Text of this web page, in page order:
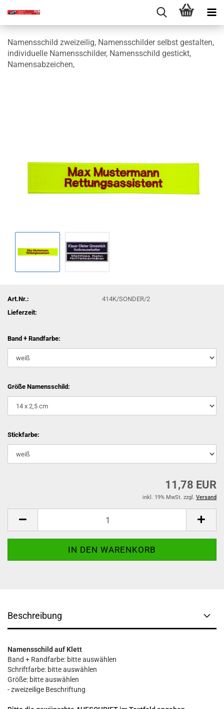
Namensschild zweizeilig, Namensschilder selbst gestalten,
individuelle Namensschilder, Namensschild gestickt,
Namensabzeichen,
Art.Nr.:
414K/SONDER/2
Lieferzeit:
Band + Randfarbe:
Größe Namensschild:
Stickfarbe:
11,78 EUR
inkl. 19% MwSt. zzgl. Versand
Beschreibung
Namensschild auf Klett
Band + Randfarbe: bitte auswählen
Schriftfarbe: bitte auswählen
Größe: bitte auswählen
- zweizeilige Beschriftung